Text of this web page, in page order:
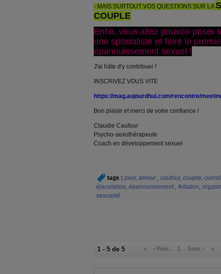
- MAIS SURTOUT VOS QUESTIONS SUR LA
COUPLE
Enfin, vous allez pouvoir poser
une spécialiste et faire le
épanouissement sexuel !
J'ai hâte d'y contribuer !
INSCRIVEZ VOUS VITE
https://mag.aujourdhui.com/rencontre/
Bon plaisir et merci de votre confiance !
Claudie Caufour
Psycho-sexothérapeute
Coach en développement sexuel
tags : jouir, amour, caufour, couple,
éjaculation, épanouissement, fellation,
sexualité
1 - 5 de 5 « ‹ Préc. 1 Suiv. › »